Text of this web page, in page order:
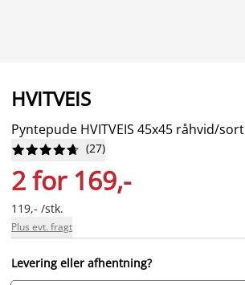
HVITVEIS
Pyntepude HVITVEIS 45x45 råhvid/sort





 (27)
2 for 169,-
119,- /stk.
Plus evt. fragt
Levering eller afhentning?